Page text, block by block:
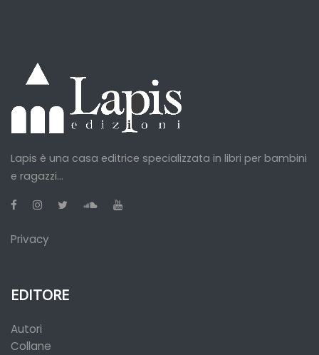
Lapis è una casa editrice specializzata in libri per bambini
e ragazzi...
Privacy
EDITORE
Autori
Collane